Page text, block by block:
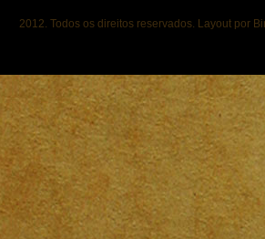
2012. Todos os direitos reservados. Layout por